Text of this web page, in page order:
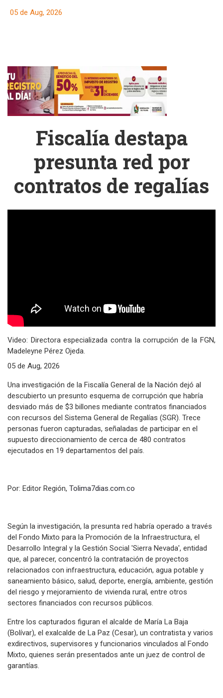
05 de Aug, 2026
Fiscalía destapa
presunta red por
contratos de regalías
Video: Directora especializada contra la corrupción de la FGN,
Madeleyne Pérez Ojeda.
05 de Aug, 2026
Una investigación de la Fiscalía General de la Nación dejó al
descubierto un presunto esquema de corrupción que habría
desviado más de $3 billones mediante contratos financiados
con recursos del Sistema General de Regalías (SGR). Trece
personas fueron capturadas, señaladas de participar en el
supuesto direccionamiento de cerca de 480 contratos
ejecutados en 19 departamentos del país.
Por: Editor Región, Tolima7dias.com.co
Según la investigación, la presunta red habría operado a través
del Fondo Mixto para la Promoción de la Infraestructura, el
Desarrollo Integral y la Gestión Social 'Sierra Nevada', entidad
que, al parecer, concentró la contratación de proyectos
relacionados con infraestructura, educación, agua potable y
saneamiento básico, salud, deporte, energía, ambiente, gestión
del riesgo y mejoramiento de vivienda rural, entre otros
sectores financiados con recursos públicos.
Entre los capturados figuran el alcalde de María La Baja
(Bolívar), el exalcalde de La Paz (Cesar), un contratista y varios
exdirectivos, supervisores y funcionarios vinculados al Fondo
Mixto, quienes serán presentados ante un juez de control de
garantías.